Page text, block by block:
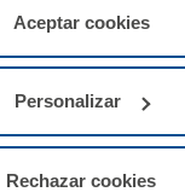
usando el botón
Aceptar cookies
Personalizar
Rechazar cookies
del
14
de